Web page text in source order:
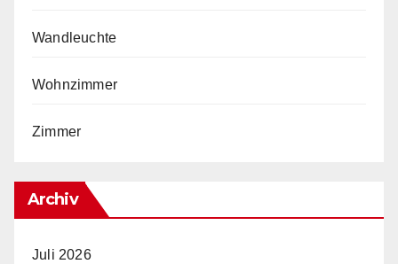
Wandleuchte
Wohnzimmer
Zimmer
Archiv
Juli 2026